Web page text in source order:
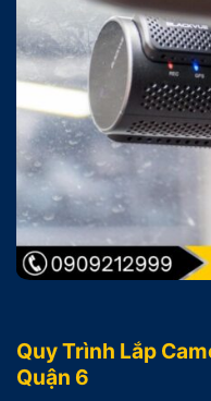
Quy Trình Lắp
Quận 6